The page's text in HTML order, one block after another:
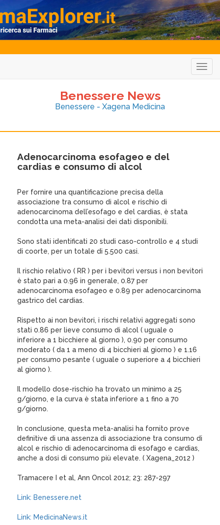
Benessere News
Benessere - Xagena Medicina
Adenocarcinoma esofageo e del
cardias e consumo di alcol
Per fornire una quantificazione precisa della
associazione tra consumo di alcol e rischio di
adenocarcinoma dell’esofago e del cardias, è stata
condotta una meta-analisi dei dati disponibili.
Sono stati identificati 20 studi caso-controllo e 4 studi
di coorte, per un totale di 5.500 casi.
Il rischio relativo ( RR ) per i bevitori versus i non bevitori
è stato pari a 0.96 in generale, 0.87 per
adenocarcinoma esofageo e 0.89 per adenocarcinoma
gastrico del cardias.
Rispetto ai non bevitori, i rischi relativi aggregati sono
stati 0.86 per lieve consumo di alcol ( uguale o
inferiore a 1 bicchiere al giorno ), 0.90 per consumo
moderato ( da 1 a meno di 4 bicchieri al giorno ) e 1.16
per consumo pesante ( uguale o superiore a 4 bicchieri
al giorno ).
Il modello dose-rischio ha trovato un minimo a 25
g/giorno, e la curva è stata inferiore a 1 fino a 70
g/giorno.
In conclusione, questa meta-analisi ha fornito prove
definitive di una assenza di associazione tra consumo di
alcol e rischio di adenocarcinoma di esofago e cardias,
anche a dosi di consumo più elevate. ( Xagena_2012 )
Tramacere I et al, Ann Oncol 2012; 23: 287-297
Link: Benessere.net
Link: MedicinaNews.it